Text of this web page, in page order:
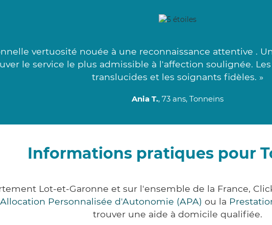
vertuosité nouée à une reconnaissance attentive .
le service le plus admissible à l'affection soulignée.
translucides et les soignants fidèles. »
Ania T., 73 ans, Tonneins
Informations pratiques pour
Lot-et-Garonne et sur l'ensemble de la France,
Personnalisée d'Autonomie (APA) ou la
trouver une aide à domicile qualifiée.